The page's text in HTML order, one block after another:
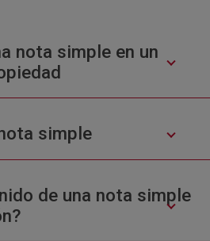
nota simple en un
simple
de una nota simple